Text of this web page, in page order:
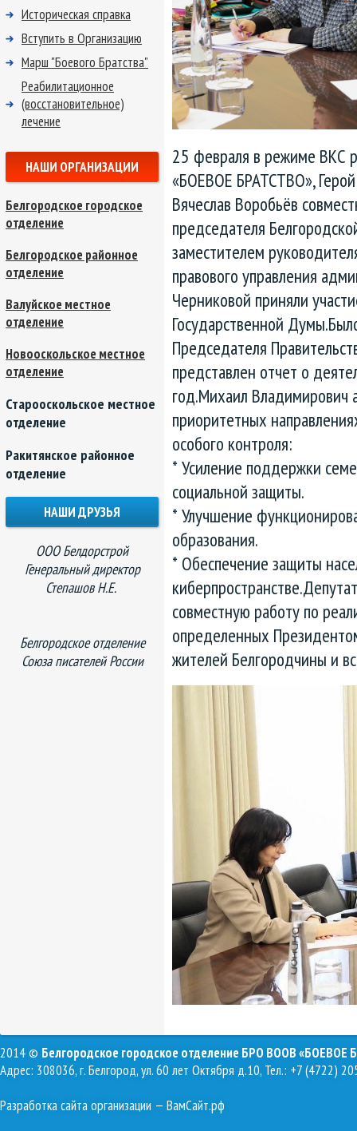
25 февраля в режиме ВКС
«БОЕВОЕ БРАТСТВО»,
Вячеслав Воробьёв
председателя
заместителем
правового управления
Черниковой приняли
Государственной
Председателя
представлен отчет о
год.Михаил Владимирович
приоритетных
особого контроля:
* Усиление поддержки
социальной защиты.
* Улучшение
образования.
* Обеспечение защиты
совместную работу по
определенных
жителей Белгородчины и
Историческая справка
Вступить в Организацию
Марш "Боевого Братства"
Реабилитационное
(восстановительное)
лечение
НАШИ ОРГАНИЗАЦИИ
Белгородское городское
отделение
Белгородское районное
отделение
Валуйское местное
отделение
Новооскольское местное
отделение
Старооскольское местное
отделение
Ракитянское районное
отделение
НАШИ ДРУЗЬЯ
ООО Белдорстрой
Генеральный директор
Степашов Н.Е.
Белгородское отделение
Союза писателей России
2014 © Белгородское городское отделение БРО ВООВ «БОЕВОЕ
Адрес: 308036, г. Белгород, ул. 60 лет Октября д.10, Тел.: +7 (4722)
Разработка сайта организации — ВамСайт.рф